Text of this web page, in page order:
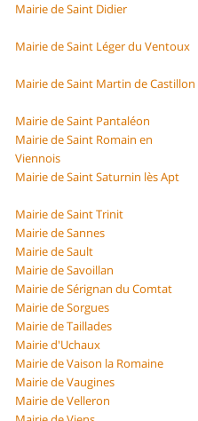
Mairie de Saint Didier
Mairie de Saint Léger du Ventoux
Mairie de Saint Martin de Castillon
Mairie de Saint Pantaléon
Mairie de Saint Romain en
Viennois
Mairie de Saint Saturnin lès Apt
Mairie de Saint Trinit
Mairie de Sannes
Mairie de Sault
Mairie de Savoillan
Mairie de Sérignan du Comtat
Mairie de Sorgues
Mairie de Taillades
Mairie d'Uchaux
Mairie de Vaison la Romaine
Mairie de Vaugines
Mairie de Velleron